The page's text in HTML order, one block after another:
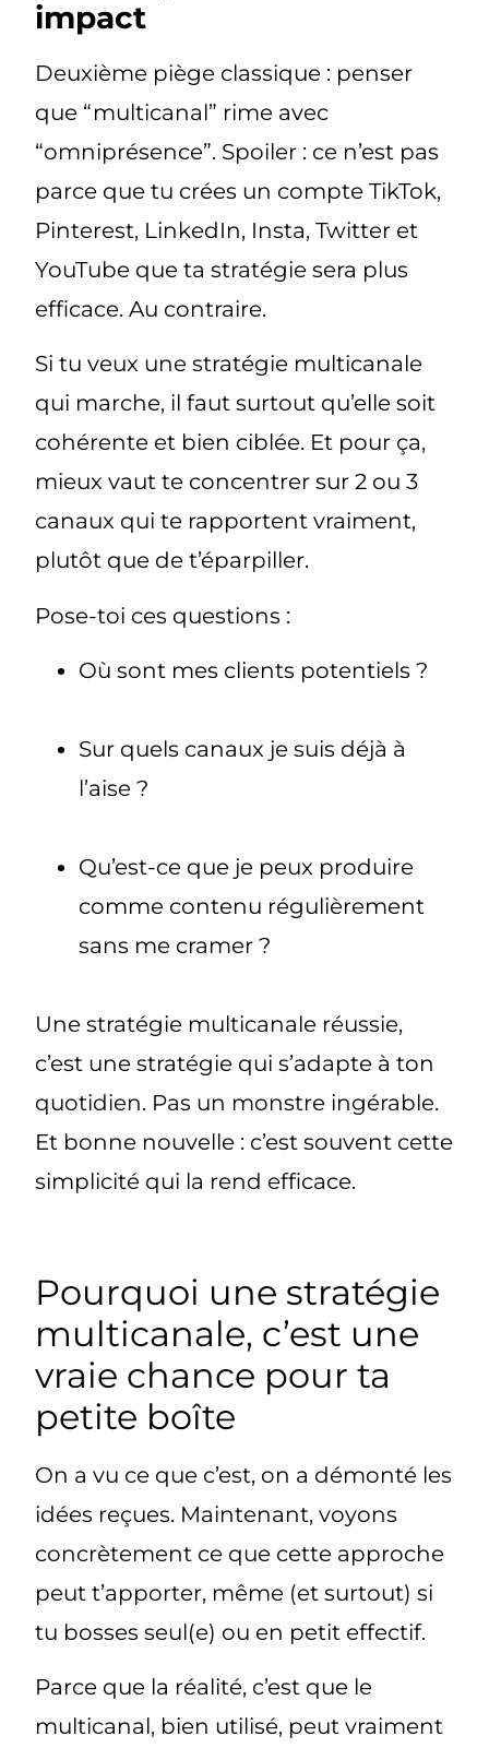
impact
Deuxième piège classique : penser
que “multicanal” rime avec
“omniprésence”. Spoiler : ce n’est pas
parce que tu crées un compte TikTok,
Pinterest, LinkedIn, Insta, Twitter et
YouTube que ta stratégie sera plus
efficace. Au contraire.
Si tu veux une stratégie multicanale
qui marche, il faut surtout qu’elle soit
cohérente et bien ciblée. Et pour ça,
mieux vaut te concentrer sur 2 ou 3
canaux qui te rapportent vraiment,
plutôt que de t’éparpiller.
Pose-toi ces questions :
Où sont mes clients potentiels ?
Sur quels canaux je suis déjà à
l’aise ?
Qu’est-ce que je peux produire
comme contenu régulièrement
sans me cramer ?
Une stratégie multicanale réussie,
c’est une stratégie quis’adapte à ton
quotidien. Pas un monstre ingérable.
Et bonne nouvelle : c’est souvent cette
simplicité qui la rend efficace.
Pourquoi une stratégie
multicanale, c’est une
vraie chance pour ta
petite boîte
On a vu ce que c’est, on a démonté les
idées reçues. Maintenant, voyons
concrètement ce que cette approche
peut t’apporter, même (et surtout) si
tu bosses seul(e) ou en petit effectif.
Parce que la réalité, c’est que le
multicanal, bien utilisé, peut vraiment